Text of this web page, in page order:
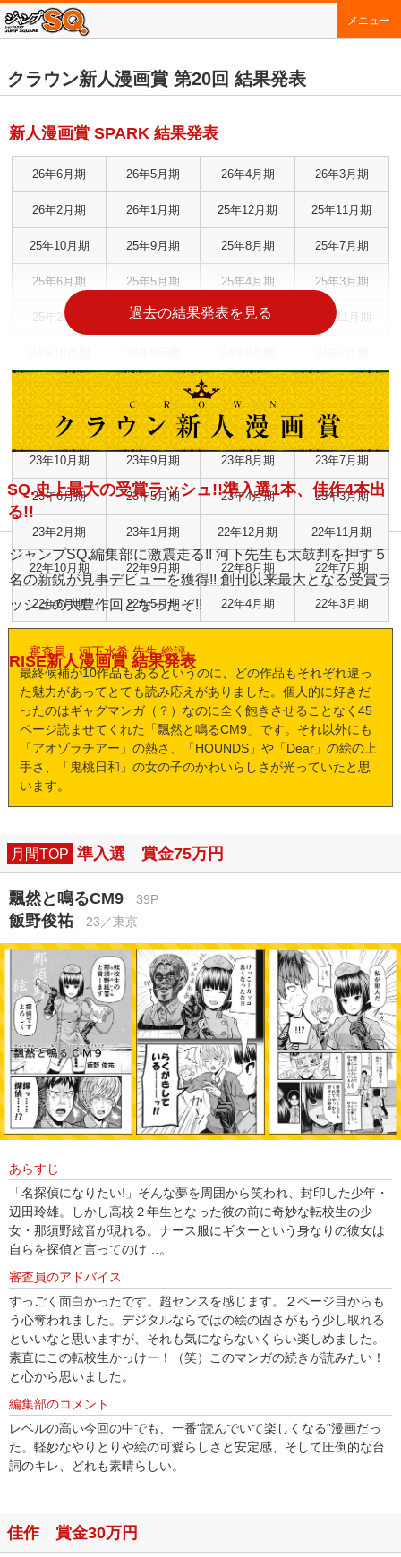
メニュー
クラウン新人漫画賞 第20回 結果発表
新人漫画賞 SPARK 結果発表
26年6月期 26年5月期 26年4月期 26年3月期
26年2月期 26年1月期 25年12月期 25年11月期
25年10月期 25年9月期 25年8月期 25年7月期
25年6月期 25年5月期 25年4月期 25年3月期
25年2月期 25年1月期 24年12月期 24年11月期
24年6月期 24年5月期 24年4月期 24年3月期
24年2月期 24年1月期 23年12月期 23年11月期
23年10月期 23年9月期 23年8月期 23年7月期
23年6月期 23年5月期 23年4月期 23年3月期
23年2月期 23年1月期 22年12月期 22年11月期
22年10月期 22年9月期 22年8月期 22年7月期
22年6月期 22年5月期 22年4月期 22年3月期
RISE新人漫画賞 結果発表
過去の結果発表を見る
SQ.史上最大の受賞ラッシュ!!準入選1本、佳作4本出
る!!
ジャンプSQ.編集部に激震走る!! 河下先生も太鼓判を押す５
名の新鋭が見事デビューを獲得!! 創刊以来最大となる受賞ラ
ッシュの大豊作回となったぞ!!
審査員 河下水希 先生 総評
最終候補が10作品もあるというのに、どの作品もそれぞれ違っ
た魅力があってとても読み応えがありました。個人的に好きだ
ったのはギャグマンガ（？）なのに全く飽きさせることなく45
ページ読ませてくれた「飄然と鳴るCM9」です。それ以外にも
「アオゾラチアー」の熱さ、「HOUNDS」や「Dear」の絵の上
手さ、「鬼桃日和」の女の子のかわいらしさが光っていたと思
います。
月間TOP 準入選 賞金75万円
飄然と鳴るCM9 39P
飯野俊祐23／東京
あらすじ
「名探偵になりたい!」そんな夢を周囲から笑われ、封印した少年・
辺田玲雄。しかし高校２年生となった彼の前に奇妙な転校生の少
女・那須野絃音が現れる。ナース服にギターという身なりの彼女は
自らを探偵と言ってのけ…。
審査員のアドバイス
すっごく面白かったです。超センスを感じます。２ページ目からも
う心奪われました。デジタルならではの絵の固さがもう少し取れる
といいなと思いますが、それも気にならないくらい楽しめました。
素直にこの転校生かっけー！（笑）このマンガの続きが読みたい！
と心から思いました。
編集部のコメント
レベルの高い今回の中でも、一番“読んでいて楽しくなる”漫画だっ
た。軽妙なやりとりや絵の可愛らしさと安定感、そして圧倒的な台
詞のキレ、どれも素晴らしい。
佳作 賞金30万円